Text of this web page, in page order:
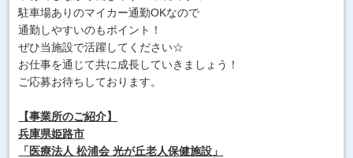
駐車場ありのマイカー通勤OKなので
通勤しやすいのもポイント！
ぜひ当施設で活躍してください☆
お仕事を通じて共に成長していきましょう！
ご応募お待ちしております。
【事業所のご紹介】
兵庫県姫路市
「医療法人 松浦会 光が丘老人保健施設 」